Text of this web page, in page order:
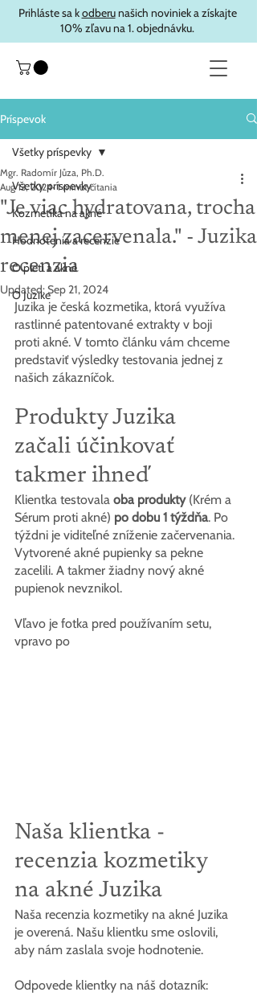
Prihláste sa kodberunašich noviniek a získajte
10% zľavu na 1. objednávku.
Príspevok
Všetky príspevky
Kozmetika na akné
Hodnotenia a recenzie
O pleti a akné
O Juzike
Všetky príspevky
"Je viac hydratovana, trocha
menej zacervenala." - Juzika
recenzia
Mgr. Radomír Jůza, Ph.D.
Aug 13, 2024 1 minút čítania
Updated:Sep 21, 2024
Juzika je česká kozmetika, ktorá využíva
rastlinné patentované extrakty v boji
proti akné. V tomto článku vám chceme
predstaviť výsledky testovania jednej z
našich zákazníčok.
Produkty Juzika
začali účinkovať
takmer ihneď
Klientka testovala oba produkty (Krém a
Sérum proti akné) po dobu 1 týždňa. Po
týždni je viditeľné zníženie začervenania.
Vytvorené akné pupienky sa pekne
zacelili. A takmer žiadny nový akné
pupienok nevznikol.
Vľavo je fotka pred používaním setu,
vpravo po
Naša klientka -
recenzia kozmetiky
na akné Juzika
Naša recenzia kozmetiky na akné Juzika
je overená. Našu klientku sme oslovili,
aby nám zaslala svoje hodnotenie.
Odpovede klientky na náš dotazník: